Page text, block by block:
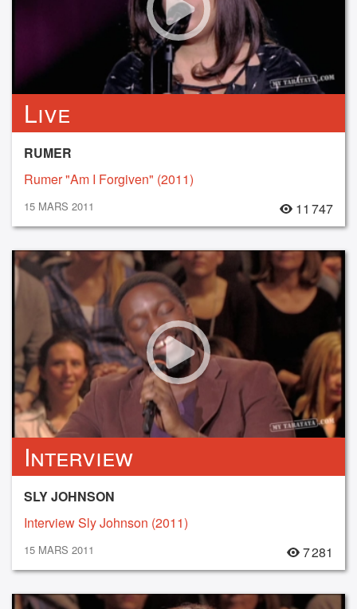
Live
RUMER
Rumer "Am I Forgiven" (2011)
15 MARS 2011 11 747
Interview
SLY JOHNSON
Interview Sly Johnson (2011)
15 MARS 2011 7 281